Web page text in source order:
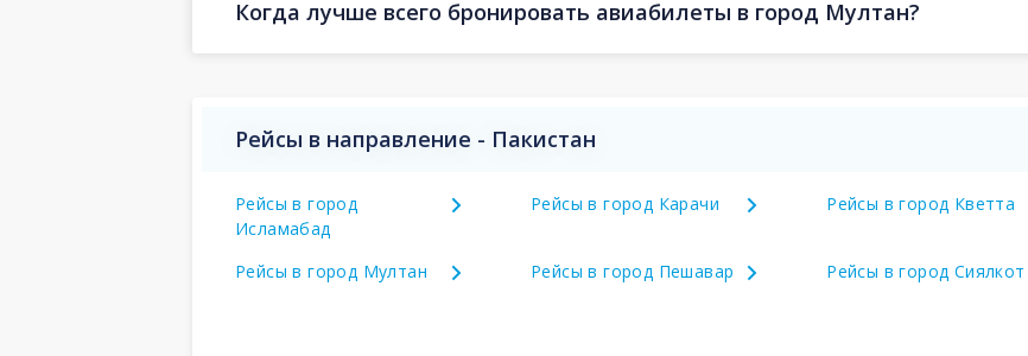
Когда лучше всего бронировать авиабилеты в город Мултан?
Рейсы в направление - Пакистан
Рейсы в город
Исламабад
Рейсы в город Карачи Рейсы в город Кветта
Рейсы в город Мултан Рейсы в город Пешавар Рейсы в город Сиялкот